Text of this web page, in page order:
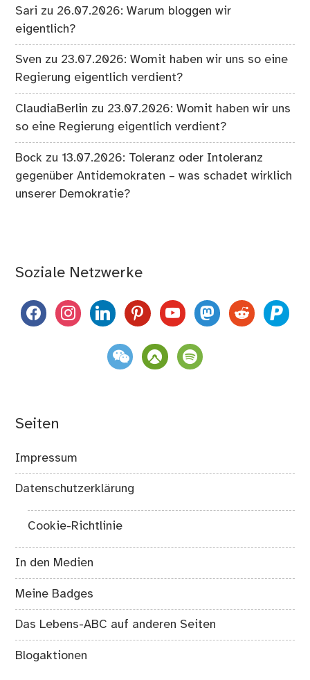
Sari zu 26.07.2026: Warum bloggen wir
eigentlich?
Sven zu 23.07.2026: Womit haben wir uns so eine
Regierung eigentlich verdient?
ClaudiaBerlin zu 23.07.2026: Womit haben wir uns
so eine Regierung eigentlich verdient?
Bock zu13.07.2026: Toleranz oder Intoleranz
gegenüber Antidemokraten – was schadet wirklich
unserer Demokratie?
Soziale Netzwerke
facebookinstagramlinkedinpinterestyoutubemastodon
reddit paypal
weixin komootspotify
Seiten
Impressum
Datenschutzerklärung
Cookie-Richtlinie
In den Medien
Meine Badges
Das Lebens-ABC auf anderen Seiten
Blogaktionen